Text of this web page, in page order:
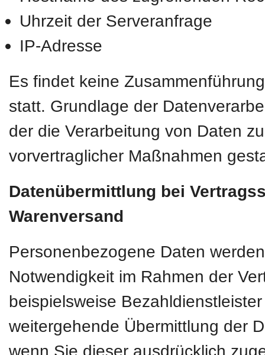
Uhrzeit der Serveranfrage
IP-Adresse
Es findet keine
statt. Grundlage der
der die Verarbeitung von Daten
vorvertraglicher Maßnahmen
Datenübermittlung bei
Warenversand
Personenbezogene Daten
Notwendigkeit im Rahmen der
beispielsweise
weitergehende Übermittlung der
wenn Sie dieser ausdrücklich